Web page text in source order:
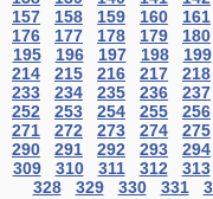
157
158 159 160 161
176
177 178 179 180
195
196 197 198 199
214
215 216 217 218
233
234 235 236 237
252
253 254 255 256
271
272 273 274 275
290
291 292 293 294
309
310 311 312 313
328
329 330 331